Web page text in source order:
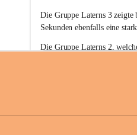
e
u
e
r
w
t
Die Gruppe Laterns 3
Sekunden ebenfalls eine
Die Gruppe Laterns 2,